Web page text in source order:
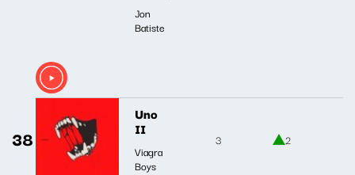
Jon
Batiste
38
Uno
II
Viagra
Boys
3 2